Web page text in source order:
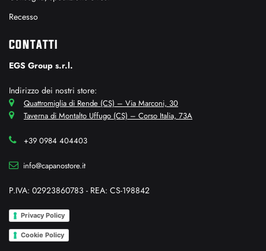
Recesso
CONTATTI
EGS Group s.r.l.
Indirizzo dei nostri store:
Quattromiglia di Rende (CS) – Via Marconi, 30
Taverna di Montalto Uffugo (CS) – Corso Italia, 73A
+39 0984 404403
info@capanostore.it
P.IVA: 02923860783 - REA: CS-198842
Privacy Policy
Cookie Policy